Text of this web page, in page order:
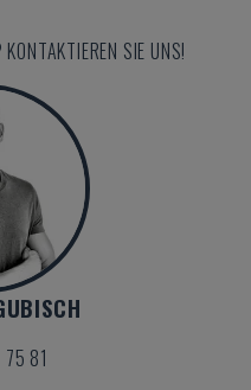
SIE UNS!
81